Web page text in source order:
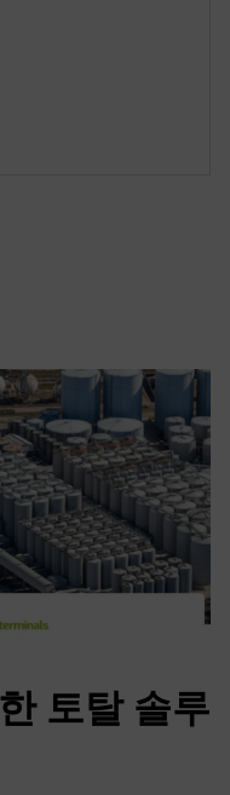
토탈 솔루